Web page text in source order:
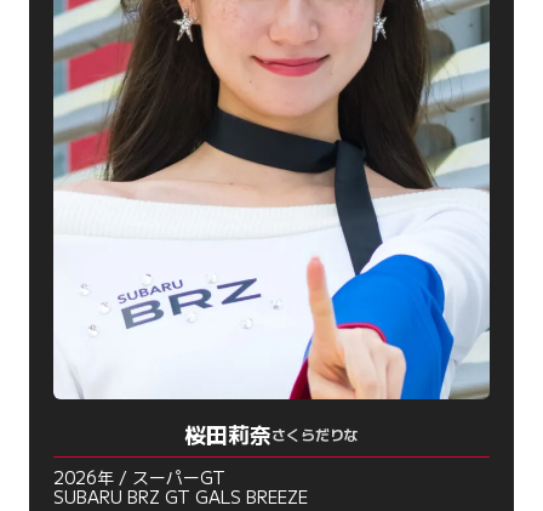
桜田莉奈さくらだりな
2026年 / スーパーGT
SUBARU BRZ GT GALS BREEZE